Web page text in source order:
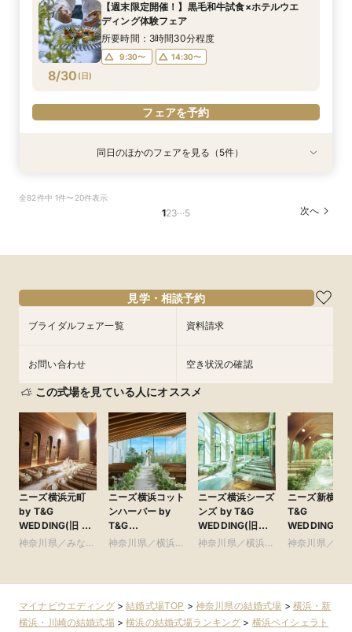
8/29(土)
9:30〜 14:30〜
8/29(土)
所要時間：3時間程度
8/29(土)
スイーツ試食会
所要時間：3時間程度
8/29(土)
9:30〜 14:30〜
8/29(土)
10:00〜
13:00〜
15:00〜
8/30 (日)
【週末限定開催！】黒毛和牛試食×ホテルウエ
ディング体験フェア
所要時間：3時間30分程度
9:30〜 14:30〜
フェアを予約
特典あり
8/30
へ】限定特典付♪
フェアを予約
特典あり
8/30
嫁】ホテル内神殿or伊勢山皇大神宮から選べる和
婚×人数に合わせてご提案！多彩な披露宴会場
9:30〜 14:30〜
フェアを予約
特典あり
8/30
き！】口コミ9年連続受賞◎おもてなしシェラト
ンウエディング♪感動チャペル体験×新作ドレス×
9:30〜 14:30〜
フェアを予約
特典あり
8/30
ホテル挙式体験
フェアを予約
8/30
等充実プラン相談
フェアを予約
同日のほかのフェアを見る（5件）
全82件中 1件〜20件表示
123…5 次へ
見学・相談予約
ブライダルフェア一覧 資料請求
お問い合わせ 空き状況の確認
この式場を見ている人にオススメ
ニーズ横浜元町
by T&G
WEDDING(旧 山
手迎賓館 横浜)
神奈川県／みなと
内
ニーズ横浜コット
ンハーバー by
T&G
WEDDING(旧
神奈川県／横浜・
ニーズ横浜シーズ
ンズ by T&G
WEDDING(旧
ザ・シーズンズ)
神奈川県／横浜・
ニーズ新横浜
T&G
WEDDING(旧
クアテラス迎
神奈川県／横
マイナビウエディング>結婚式場TOP > 神奈川県の結婚式場 > 横浜・新
横浜・川崎の結婚式場>横浜の結婚式場ランキング > 横浜ベイシェラト